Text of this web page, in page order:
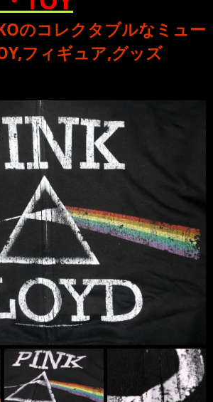
のコレクタブルなミュー
フィギュア,グッズ